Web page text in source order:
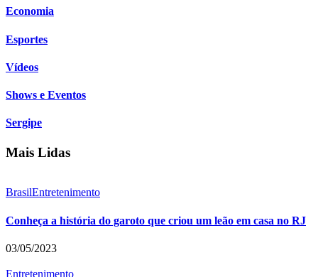
Economia
Esportes
Vídeos
Shows e Eventos
Sergipe
Mais Lidas
BrasilEntretenimento
Conheça a história do garoto que criou um leão em casa no RJ
03/05/2023
Entretenimento